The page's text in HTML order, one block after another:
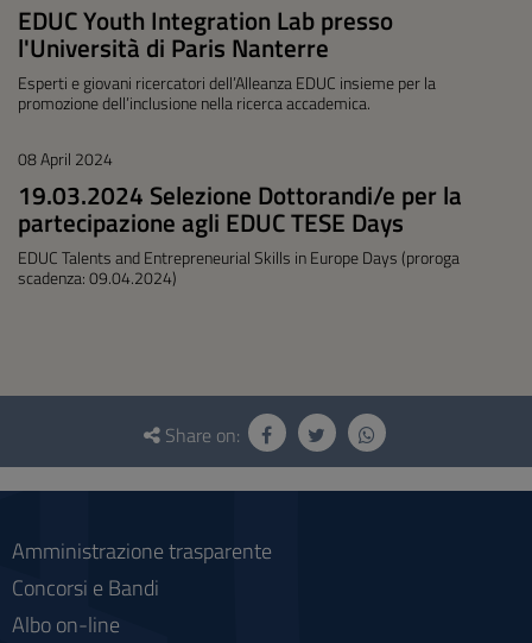
EDUC Youth Integration Lab presso
l'Università di Paris Nanterre
Esperti e giovani ricercatori dell’Alleanza EDUC insieme per la
promozione dell’inclusione nella ricerca accademica.
08 April 2024
19.03.2024 Selezione Dottorandi/e per la
partecipazione agli EDUC TESE Days
EDUC Talents and Entrepreneurial Skills in Europe Days (proroga
scadenza: 09.04.2024)
Questionnaire
social
Share on:
Amministrazione trasparente
Concorsi e Bandi
Albo on-line